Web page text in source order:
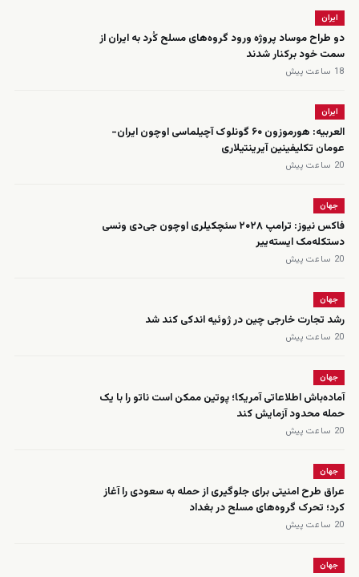
ایران
دو طراح موساد پروژه ورود گروه‌های مسلح کُرد به ایران از
سمت خود برکنار شدند
18 ساعت پیش
ایران
العربیه: هورموزون ۶۰ گونلوک آچیلماسی اوچون ایران-
عومان تکلیفینین آیرینتیلاری
20 ساعت پیش
جهان
فاکس نیوز: ترامپ ۲۰۲۸ سئچکیلری اوچون جی‌دی ونسی
دستکله‌مک ایسته‌ییر
20 ساعت پیش
جهان
رشد تجارت خارجی چین در ژوئیه اندکی کند شد
20 ساعت پیش
جهان
آماده‌باش اطلاعاتی آمریکا؛ پوتین ممکن است ناتو را با یک
حمله محدود آزمایش کند
20 ساعت پیش
جهان
عراق طرح امنیتی برای جلوگیری از حمله به سعودی را آغاز
کرد؛ تحرک گروه‌های مسلح در بغداد
20 ساعت پیش
جهان